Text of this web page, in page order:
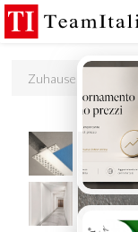
Preisliste – Juli 2026
CATALOGUE 2025(12M)
COMPANY PROFILE
PROFILE DE
(Produkt)(15M)
Zuhause